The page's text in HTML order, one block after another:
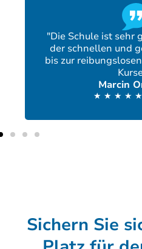
"Die Schule ist sehr
der schnellen und
bis zur
Marcin
★ ★ ★ ★ ★
Sichern Sie